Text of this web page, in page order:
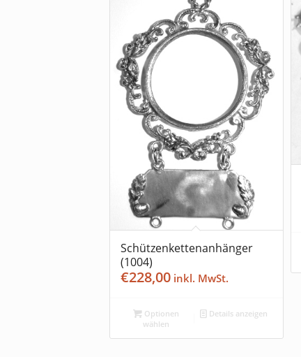
Schützenkettenanhänger
(1004)
€228,00
Optionen
wählen
Details anzeigen